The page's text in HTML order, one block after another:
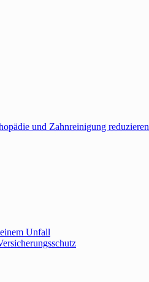
und Zahnreinigung reduzieren
Unfall